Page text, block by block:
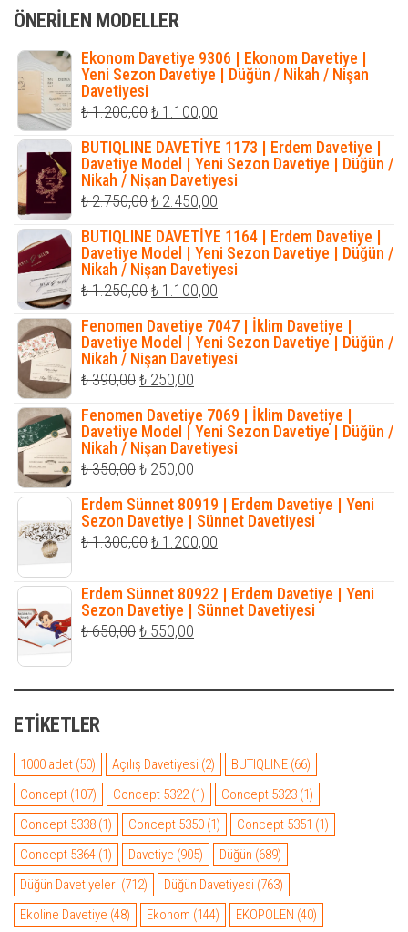
ÖNERILEN MODELLER
Ekonom Davetiye 9306 | Ekonom Davetiye |
Yeni Sezon Davetiye | Düğün / Nikah / Nişan
Davetiyesi
₺1.200,00Orijinal
fiyat:
₺ 1.200,00.
₺ 1.100,00
andaki
fiyat:
₺ 1.100,00.
BUTIQLINE DAVETİYE 1173 | Erdem Davetiye |
Davetiye Model | Yeni Sezon Davetiye | Düğün /
Nikah / Nişan Davetiyesi
₺2.750,00Orijinal
fiyat:
₺ 2.750,00.
₺ 2.450,00
andaki
fiyat:
₺ 2.450,00.
BUTIQLINE DAVETİYE 1164 | Erdem Davetiye |
Davetiye Model | Yeni Sezon Davetiye | Düğün /
Nikah / Nişan Davetiyesi
₺1.250,00Orijinal
fiyat:
₺ 1.250,00.
₺ 1.100,00
andaki
fiyat:
₺ 1.100,00.
Fenomen Davetiye 7047 | İklim Davetiye |
Davetiye Model | Yeni Sezon Davetiye | Düğün /
Nikah / Nişan Davetiyesi
₺390,00Orijinal
fiyat:
₺ 390,00.
₺ 250,00
andaki
fiyat:
₺ 250,00.
Fenomen Davetiye 7069 | İklim Davetiye |
Davetiye Model | Yeni Sezon Davetiye | Düğün /
Nikah / Nişan Davetiyesi
₺350,00Orijinal
fiyat:
₺ 350,00.
₺ 250,00
andaki
fiyat:
₺ 250,00.
Erdem Sünnet 80919 | Erdem Davetiye | Yeni
Sezon Davetiye | Sünnet Davetiyesi
₺1.300,00Orijinal
₺ 1.300,00.
₺ 1.200,00
fiyat:
₺ 1.200,00.
Erdem Sünnet 80922 | Erdem Davetiye | Yeni
Sezon Davetiye | Sünnet Davetiyesi
₺650,00Orijinal
₺ 550,00
ETIKETLER
1000 adet (50) Açılış Davetiyesi (2) BUTIQLINE (66)
Concept (107) Concept 5322(1) Concept 5323 (1)
Concept 5338 (1) Concept 5350 (1) Concept 5351 (1)
Concept 5364 (1) Davetiye (905) Düğün (689)
Düğün Davetiyeleri (712) Düğün Davetiyesi (763)
Ekoline Davetiye (48) Ekonom (144) EKOPOLEN (40)